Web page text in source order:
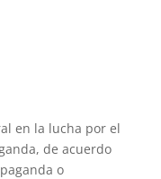
en la lucha por el
de acuerdo
o